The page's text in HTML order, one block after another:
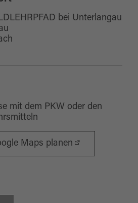
bei Unterlangau
mit dem PKW oder den
Maps planen